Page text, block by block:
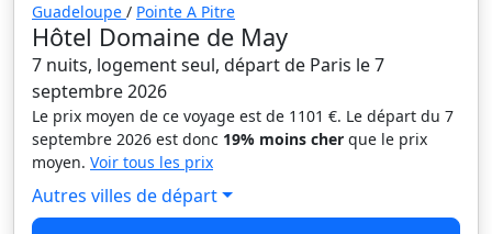
Guadeloupe / Pointe A Pitre
Hôtel Domaine de May
7 nuits, logement seul, départ de Paris le 7
septembre 2026
Le prix moyen de ce voyage est de 1101 €. Le départ du 7
septembre 2026 est donc 19% moins cher que le prix
moyen. Voir tous les prix
Autres villes de départ